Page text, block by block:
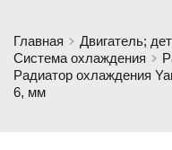
Главная
Двигатель;
Система охлаждения
Радиатор охлаждения
6, мм